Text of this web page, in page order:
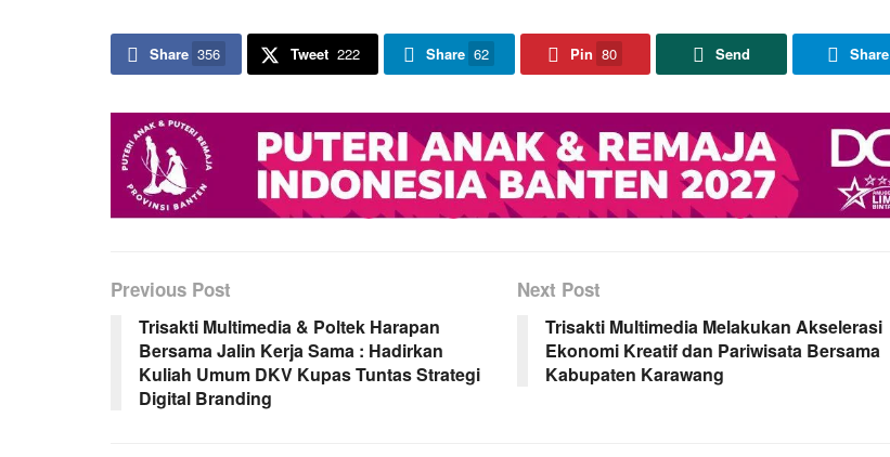
Share 356 Tweet 222 Share 62 Pin 80 Send Share
Previous Post
Trisakti Multimedia & Poltek Harapan
Bersama Jalin Kerja Sama : Hadirkan
Kuliah Umum DKV Kupas Tuntas Strategi
Digital Branding
Next Post
Trisakti Multimedia Melakukan Akselerasi
Ekonomi Kreatif dan Pariwisata Bersama
Kabupaten Karawang